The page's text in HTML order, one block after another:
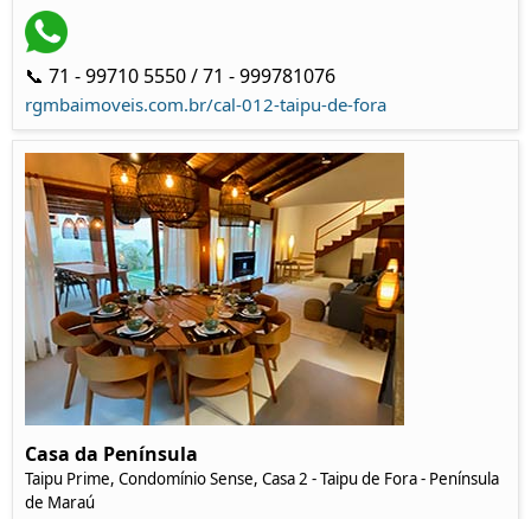
📞 71 - 99710 5550 / 71 - 999781076
rgmbaimoveis.com.br/cal-012-taipu-de-fora
Casa da Península
Taipu Prime, Condomínio Sense, Casa 2 - Taipu de Fora - Península
de Maraú